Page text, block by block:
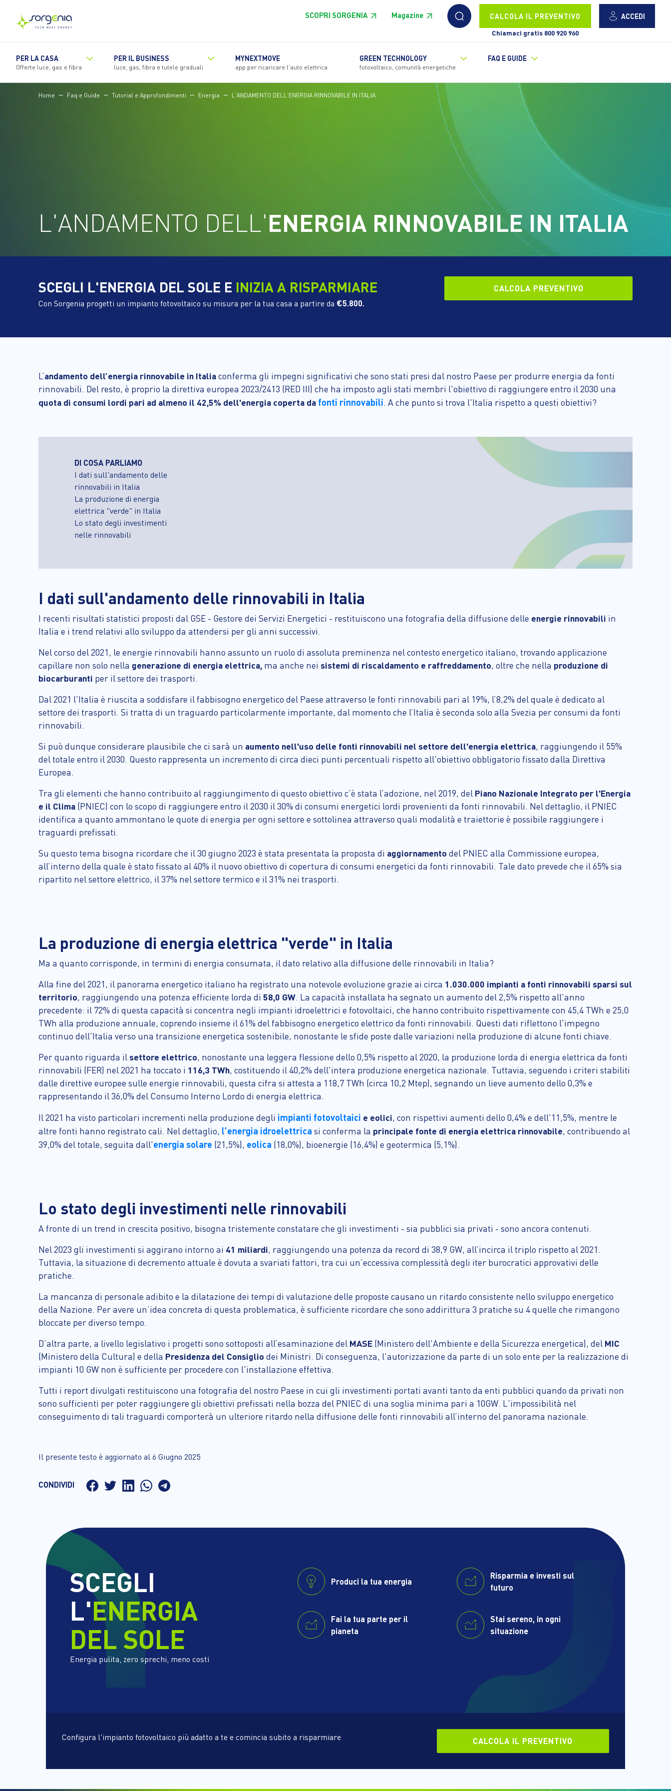
contenuto
principale
SCOPRI SORGENIA Magazine CALCOLA IL PREVENTIVO
Chiamaci gratis 800 920 960
ACCEDI
PER LA CASA
Offerte luce, gas e fibra
PER IL BUSINESS
luce, gas, fibra e tutele graduali
MYNEXTMOVE
app per ricaricare l'auto elettrica
GREEN TECHNOLOGY
fotovoltaico, comunità energetiche
FAQ E GUIDE
Home Faq e Guide Tutorial e Approfondimenti Energia L'ANDAMENTO DELL'ENERGIA RINNOVABILE IN ITALIA
L'ANDAMENTO DELL'ENERGIA RINNOVABILE IN ITALIA
SCEGLI L'ENERGIA DEL SOLE E INIZIA A RISPARMIARE
Con Sorgenia progetti un impianto fotovoltaico su misura per la tua casa a partire da €5.800.
CALCOLA PREVENTIVO
L’andamento dell’energia rinnovabile in Italiaconferma gli impegni significativi che sono stati presi dal nostro Paese per produrre energia da fonti
rinnovabili. Del resto, è proprio la direttiva europea 2023/2413 (RED III) che ha imposto agli stati membri l'obiettivo di raggiungere entro il 2030 una
quota di consumi lordi pari ad almeno il 42,5% dell'energia coperta da fonti rinnovabili. A che punto si trova l'Italia rispetto a questi obiettivi?
DI COSA PARLIAMO
I dati sull'andamento delle
rinnovabili in Italia
La produzione di energia
elettrica "verde" in Italia
Lo stato degli investimenti
nelle rinnovabili
I dati sull'andamento delle rinnovabili in Italia
I recenti risultati statistici proposti dal GSE - Gestore dei Servizi Energetici - restituiscono una fotografia della diffusione delle energie rinnovabili in
Italia e i trend relativi allo sviluppo da attendersi per gli anni successivi.
Nel corso del 2021, le energie rinnovabili hanno assunto un ruolo di assoluta preminenza nel contesto energetico italiano, trovando applicazione
capillare non solo nella generazione di energia elettrica, ma anche nei sistemi di riscaldamento e raffreddamento, oltre che nella produzione di
biocarburanti per il settore dei trasporti.
Dal 2021 l'Italia è riuscita a soddisfare il fabbisogno energetico del Paese attraverso le fonti rinnovabili pari al 19%, l’8,2% del quale è dedicato al
settore dei trasporti. Si tratta di un traguardo particolarmente importante, dal momento che l’Italia è seconda solo alla Svezia per consumi da fonti
rinnovabili.
Si può dunque considerare plausibile che ci sarà un aumento nell'uso delle fonti rinnovabili nel settore dell'energia elettrica, raggiungendo il 55%
del totale entro il 2030. Questo rappresenta un incremento di circa dieci punti percentuali rispetto all'obiettivo obbligatorio fissato dalla Direttiva
Europea.
Tra gli elementi che hanno contribuito al raggiungimento di questo obiettivo c’è stata l’adozione, nel 2019, del Piano Nazionale Integrato per l'Energia
e il Clima (PNIEC) con lo scopo di raggiungere entro il 2030 il 30% di consumi energetici lordi provenienti da fonti rinnovabili. Nel dettaglio, il PNIEC
identifica a quanto ammontano le quote di energia per ogni settore e sottolinea attraverso quali modalità e traiettorie è possibile raggiungere i
traguardi prefissati.
Su questo tema bisogna ricordare che il 30 giugno 2023 è stata presentata la proposta di aggiornamento del PNIEC alla Commissione europea,
all’interno della quale è stato fissato al 40% il nuovo obiettivo di copertura di consumi energetici da fonti rinnovabili. Tale dato prevede che il 65% sia
ripartito nel settore elettrico, il 37% nel settore termico e il 31% nei trasporti.
La produzione di energia elettrica "verde" in Italia
Ma a quanto corrisponde, in termini di energia consumata, il dato relativo alla diffusione delle rinnovabili in Italia?
Alla fine del 2021, il panorama energetico italiano ha registrato una notevole evoluzione grazie ai circa 1.030.000 impianti a fonti rinnovabili sparsi sul
territorio, raggiungendo una potenza efficiente lorda di 58,0 GW. La capacità installata ha segnato un aumento del 2,5% rispetto all'anno
precedente: il 72% di questa capacità si concentra negli impianti idroelettrici e fotovoltaici, che hanno contribuito rispettivamente con 45,4 TWh e 25,0
TWh alla produzione annuale, coprendo insieme il 61% del fabbisogno energetico elettrico da fonti rinnovabili. Questi dati riflettono l'impegno
continuo dell'Italia verso una transizione energetica sostenibile, nonostante le sfide poste dalle variazioni nella produzione di alcune fonti chiave.
Per quanto riguarda ilsettore elettrico, nonostante una leggera flessione dello 0,5% rispetto al 2020, la produzione lorda di energia elettrica da fonti
rinnovabili (FER) nel 2021 ha toccato i 116,3 TWh, costituendo il 40,2% dell'intera produzione energetica nazionale. Tuttavia, seguendo i criteri stabiliti
dalle direttive europee sulle energie rinnovabili, questa cifra si attesta a 118,7 TWh (circa 10,2 Mtep), segnando un lieve aumento dello 0,3% e
rappresentando il 36,0% del Consumo Interno Lordo di energia elettrica.
Il 2021 ha visto particolari incrementi nella produzione degli impianti fotovoltaici e eolici, con rispettivi aumenti dello 0,4% e dell'11,5%, mentre le
altre fonti hanno registrato cali. Nel dettaglio, l'energia idroelettrica si conferma la principale fonte di energia elettrica rinnovabile, contribuendo al
39,0% del totale, seguita dall'energia solare (21,5%), eolica (18,0%), bioenergie (16,4%) e geotermica (5,1%).
Lo stato degli investimenti nelle rinnovabili
A fronte di un trend in crescita positivo, bisogna tristemente constatare che gli investimenti - sia pubblici sia privati - sono ancora contenuti.
Nel 2023 gli investimenti si aggirano intorno ai 41 miliardi, raggiungendo una potenza da record di 38,9 GW, all’incirca il triplo rispetto al 2021.
Tuttavia, la situazione di decremento attuale è dovuta a svariati fattori, tra cui un’eccessiva complessità degli iter burocratici approvativi delle
pratiche.
La mancanza di personale adibito e la dilatazione dei tempi di valutazione delle proposte causano un ritardo consistente nello sviluppo energetico
della Nazione. Per avere un’idea concreta di questa problematica, è sufficiente ricordare che sono addirittura 3 pratiche su 4 quelle che rimangono
bloccate per diverso tempo.
D’altra parte, a livello legislativo i progetti sono sottoposti all’esaminazione del MASE (Ministero dell'Ambiente e della Sicurezza energetica), del MIC
(Ministero della Cultura) e della Presidenza del Consiglio dei Ministri. Di conseguenza, l'autorizzazione da parte di un solo ente per la realizzazione di
impianti 10 GW non è sufficiente per procedere con l'installazione effettiva.
Tutti i report divulgati restituiscono una fotografia del nostro Paese in cui gli investimenti portati avanti tanto da enti pubblici quando da privati non
sono sufficienti per poter raggiungere gli obiettivi prefissati nella bozza del PNIEC di una soglia minima pari a 10GW. L'impossibilità nel
conseguimento di tali traguardi comporterà un ulteriore ritardo nella diffusione delle fonti rinnovabili all’interno del panorama nazionale.
Il presente testo è aggiornato al 6 Giugno 2025
CONDIVIDI
SCEGLI
L'ENERGIA
DEL SOLE
Energia pulita, zero sprechi, meno costi
Produci la tua energia
Risparmia e investi sul
futuro
Fai la tua parte per il
pianeta
Stai sereno, in ogni
situazione
Configura l'impianto fotovoltaico più adatto a te e comincia subito a risparmiare CALCOLA IL PREVENTIVO